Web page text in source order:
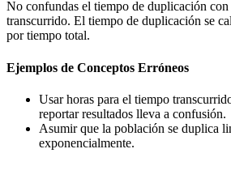
No confundas el tiempo de duplicación
transcurrido. El tiempo de duplicación se
por tiempo total.
Ejemplos de Conceptos Erróneos
Usar horas para el tiempo
reportar resultados lleva a confusión.
Asumir que la población se duplica
exponencialmente.